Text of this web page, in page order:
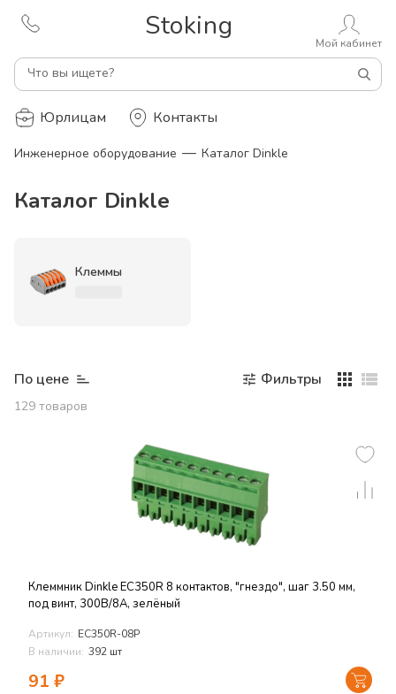
Stoking
Что вы ищете?
Мой кабинет
Юрлицам Контакты
Инженерное оборудование — Каталог Dinkle
Каталог Dinkle
Клеммы
По цене
129 товаров
Фильтры
Клеммник Dinkle EC350R 8 контактов, "гнездо", шаг 3.50 мм,
под винт, 300В/8А, зелёный
Артикул: EC350R-08P
В наличии: 392 шт
91 ₽